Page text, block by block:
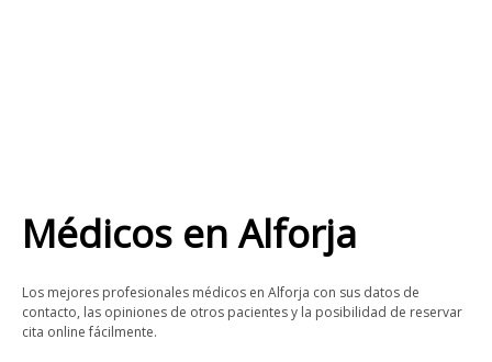
Médicos enAlforja
Los mejores profesionales médicos en Alforja con sus datos de
contacto, las opiniones de otros pacientes y la posibilidad de reservar
cita online fácilmente.